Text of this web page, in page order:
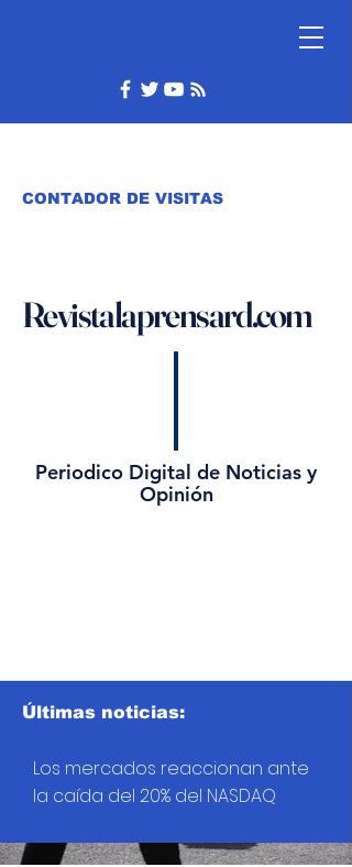
CONTADOR DE VISITAS
Revistalaprensard.com
Periodico Digital de Noticias y
Opinión
Últimas noticias:
Los mercados reaccionan ante
la caída del 20% del NASDAQ